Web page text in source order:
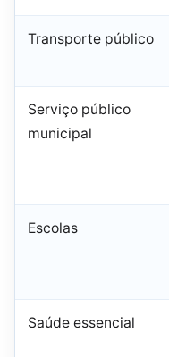
Transporte público
Serviço público
municipal
Escolas
Saúde essencial